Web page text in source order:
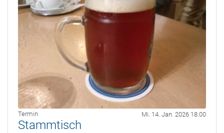
Termin Mi. 14. Jan. 2026 18:00
Stammtisch